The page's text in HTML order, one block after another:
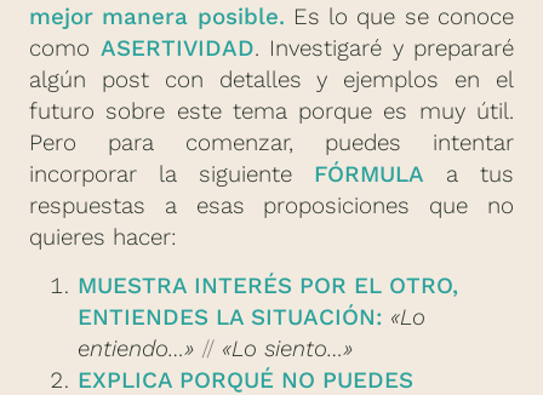
mejor manera posible. Es lo que se conoce
como ASERTIVIDAD. Investigaré y prepararé
algún post con detalles y ejemplos en el
futuro sobre este tema porque es muy útil.
Pero para comenzar, puedes intentar
incorporar la siguiente FÓRMULA a tus
respuestas a esas proposiciones que no
quieres hacer:
MUESTRA INTERÉS POR EL OTRO,
ENTIENDES LA SITUACIÓN: «Lo
entiendo…» // «Lo siento…»
EXPLICA PORQUÉ NO PUEDES